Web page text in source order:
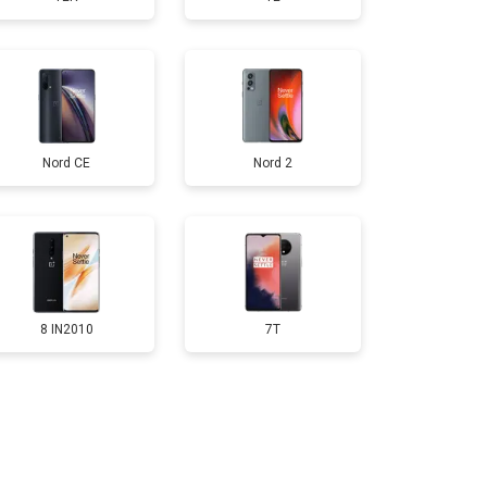
2700 ₽ Заказать
950 ₽ Заказать
1750 ₽ Заказать
3200 ₽ Заказать
1400 ₽
Nord CE Nord 2
8 IN2010 7T